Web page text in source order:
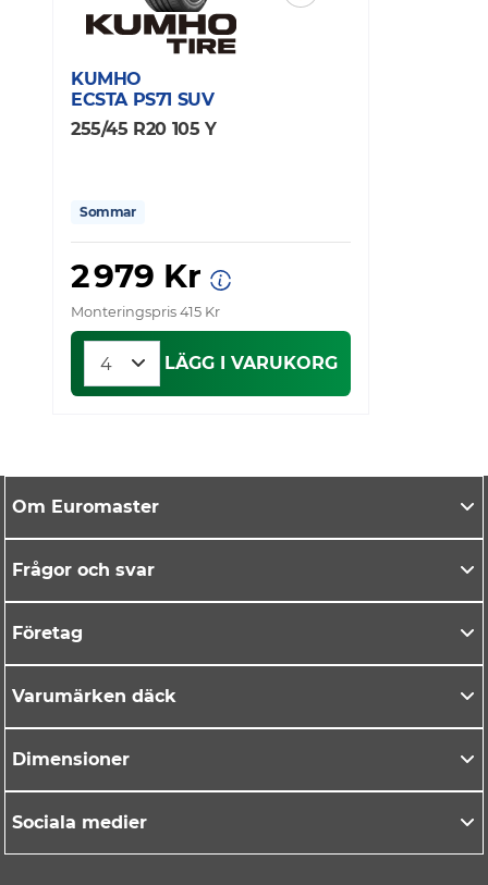
KUMHO
ECSTA PS71 SUV
255/45 R20 105 Y
Sommar
2 979 Kr
Monteringspris 415 Kr
LÄGG I VARUKORG
Om Euromaster
Frågor och svar
Företag
Varumärken däck
Dimensioner
Sociala medier